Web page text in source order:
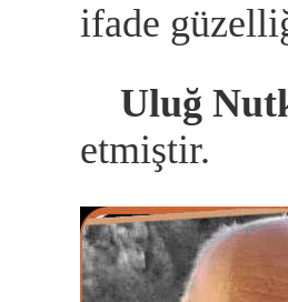
ifade
Uluğ
etmiştir.